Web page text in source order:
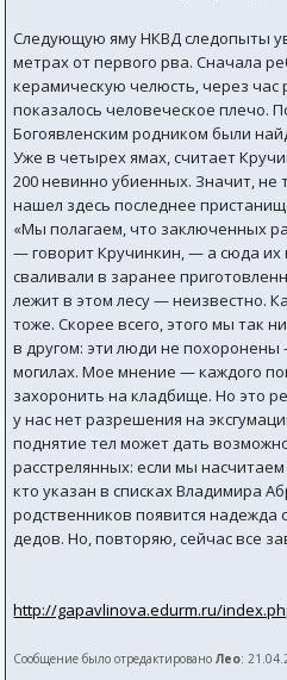
Следующую яму НКВД следопыты
метрах от первого рва. Сначала
керамическую челюсть, через
показалось человеческое плечо.
Богоявленским родником были
Уже в четырех ямах, считает
200 невинно убиенных. Значит, не
нашел здесь последнее
«Мы полагаем, что заключенных
— говорит Кручинкин, — а сюда их
сваливали в заранее
лежит в этом лесу — неизвестно.
тоже. Скорее всего, этого мы так
в другом: эти люди не
могилах. Мое мнение — каждого
захоронить на кладбище. Но это
у нас нет разрешения на
поднятие тел может дать
расстрелянных: если мы
кто указан в списках Владимира
родственников появится надежда
дедов. Но, повторяю, сейчас все
http://gapavlinova.edurm.ru/
Сообщение было отредактированоЛео: